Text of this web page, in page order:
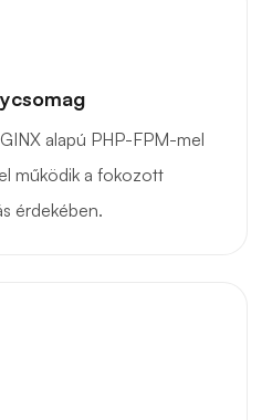
alapú PHP-FPM-mel
működik a fokozott
érdekében.